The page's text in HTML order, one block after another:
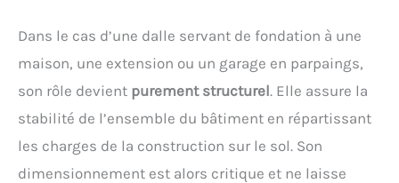
Dans le cas d’une dalle servant de fondation à une
maison, une extension ou un garage en parpaings,
son rôle devient purement structurel. Elle assure la
stabilité de l’ensemble du bâtiment en répartissant
les charges de la construction sur le sol. Son
dimensionnement est alors critique et ne laisse